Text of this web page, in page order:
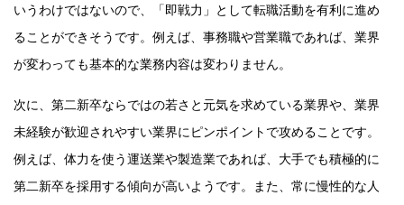
いうわけではないので、「即戦力」として転職活動を有利に進め
ることができそうです。例えば、事務職や営業職であれば、業界
が変わっても基本的な業務内容は変わりません。
次に、第二新卒ならではの若さと元気を求めている業界や、業界
未経験が歓迎されやすい業界にピンポイントで攻めることです。
例えば、体力を使う運送業や製造業であれば、大手でも積極的に
第二新卒を採用する傾向が高いようです。また、常に慢性的な人